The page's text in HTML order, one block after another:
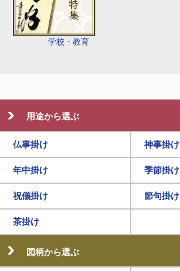
学校・教育
用途から選ぶ
仏事掛け 神事掛け
年中掛け 季節掛け
祝儀掛け 節句掛け
茶掛け
図柄から選ぶ